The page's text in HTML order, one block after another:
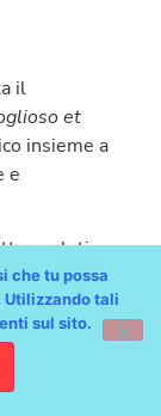
il
et
insieme a
e
saluti,
et
che tu possa
Utilizzando tali
sul sito.